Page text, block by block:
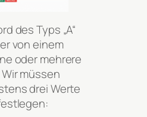
des Typs „A“
von einem
oder mehrere
müssen
drei Werte